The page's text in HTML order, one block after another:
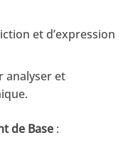
et d’expression
analyser et
de Base: